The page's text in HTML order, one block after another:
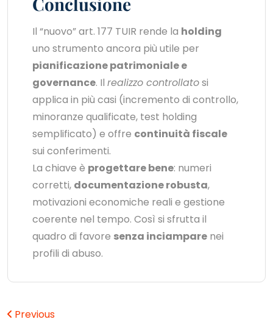
Il “nuovo” art. 177 TUIR rende la holding
uno strumento ancora più utile per
pianificazione patrimoniale e
governance. Il realizzo controllatosi
applica in più casi (incremento di controllo,
minoranze qualificate, test holding
semplificato) e offre continuità fiscale
sui conferimenti.
La chiave è progettare bene: numeri
corretti, documentazione robusta,
motivazioni economiche reali e gestione
coerente nel tempo. Così si sfrutta il
quadro di favore senza inciampare nei
profili di abuso.
Previous